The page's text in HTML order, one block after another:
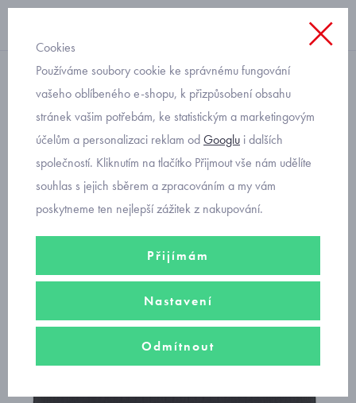
funkční zateplená
černá funkční čepice RDX
cool F1400P
Cookies
Používáme soubory cookie ke správnému fungování
vašeho oblíbeného e-shopu, k přizpůsobení obsahu
stránek vašim potřebám, ke statistickým a marketingovým
účelům a personalizaci reklam odGooglu i dalších
společností. Kliknutím na tlačítko Přijmout vše nám udělíte
souhlas s jejich sběrem a zpracováním a my vám
poskytneme ten nejlepší zážitek z nakupování.
Přijímám
Nastavení
Odmítnout